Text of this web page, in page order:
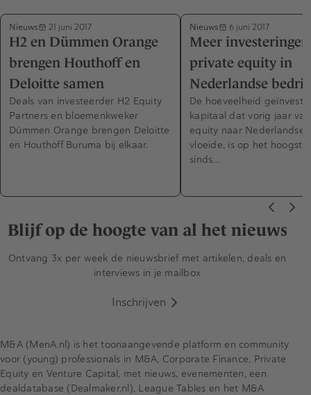
Nieuws 21 juni 2017
H2 en Dümmen Orange
brengen Houthoff en
Deloitte samen
Deals van investeerder H2 Equity
Partners en bloemenkweker
Dümmen Orange brengen Deloitte
en Houthoff Buruma bij elkaar.
Nieuws 6 juni 2017
Meer
private equity in
Nederlandse
De hoeveelheid
kapitaal dat vorig jaar
equity naar Nederlandse
vloeide, is op het
sinds…
Blijf op de hoogte van al het nieuws
Ontvang 3x per week de nieuwsbrief met artikelen, deals en
interviews in je mailbox
Inschrijven
M&A (MenA.nl) is het toonaangevende platform en community
voor (young) professionals in M&A, Corporate Finance, Private
Equity en Venture Capital, met nieuws, evenementen, een
dealdatabase (Dealmaker.nl), League Tables en het M&A